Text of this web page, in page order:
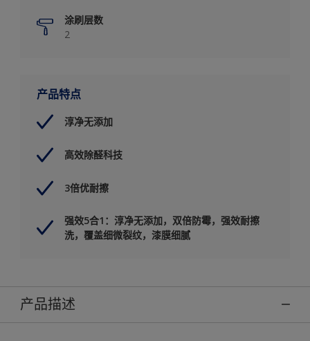
涂刷层数
2
产品特点
淳净无添加
高效除醛科技
3倍优耐擦
强效5合1：淳净无添加，双倍防霉，强效耐擦
洗，覆盖细微裂纹，漆膜细腻
产品描述